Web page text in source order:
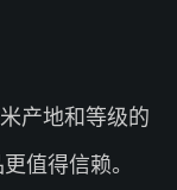
产地和等级的
值得信赖。